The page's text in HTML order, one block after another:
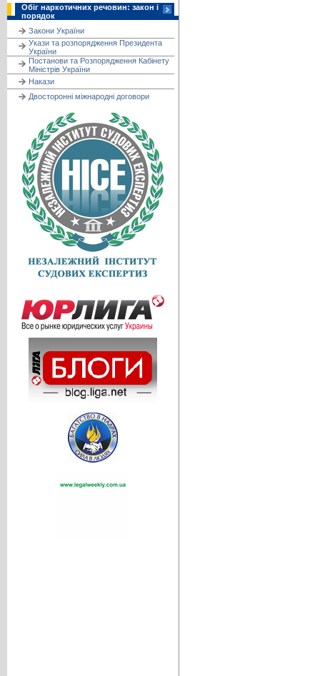
Обіг наркотичних речовин: закон і
порядок
Закони України
Укази та розпорядження Президента
України
Постанови та Розпорядження Кабінету
Міністрів України
Накази
Двосторонні міжнародні договори